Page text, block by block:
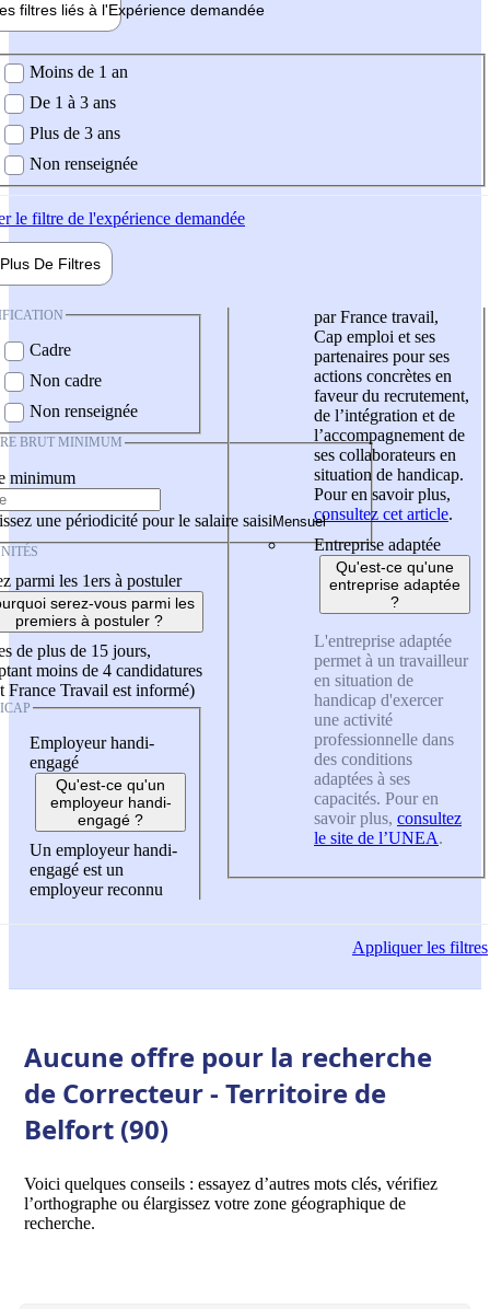
filtres liés à l'Expérience demandée
demandée
Moins de 1 an
De 1 à 3 ans
Plus de 3 ans
Non renseignée
le filtre de l'expérience demandée
Plus De Filtres
Cadre
Non cadre
Non renseignée
BRUT MINIMUM
minimum
une périodicité pour le salaire saisi
parmi les 1ers à postuler
serez-vous parmi les
premiers à postuler ?
de plus de 15 jours,
moins de 4 candidatures
France Travail est informé)
Employeur handi-
engagé
Qu'est-ce qu'un
employeur handi-
engagé ?
Un employeur handi-
engagé est un
employeur reconnu
par France travail,
Cap emploi et ses
partenaires pour ses
actions concrètes en
faveur du recrutement,
de l’intégration et de
l’accompagnement de
ses collaborateurs en
situation de handicap.
Pour en savoir plus,
consultez cet article.
Entreprise adaptée
Qu'est-ce qu'une
entreprise adaptée
?
L'entreprise adaptée
permet à un travailleur
en situation de
handicap d'exercer
une activité
professionnelle dans
des conditions
adaptées à ses
capacités. Pour en
savoir plus, consultez
le site de l’UNEA.
Appliquerles filtres
Aucune offre pour la recherche
de Correcteur - Territoire de
Belfort (90)
Voici quelques conseils : essayez d’autres mots clés, vérifiez
l’orthographe ou élargissez votre zone géographique de
recherche.